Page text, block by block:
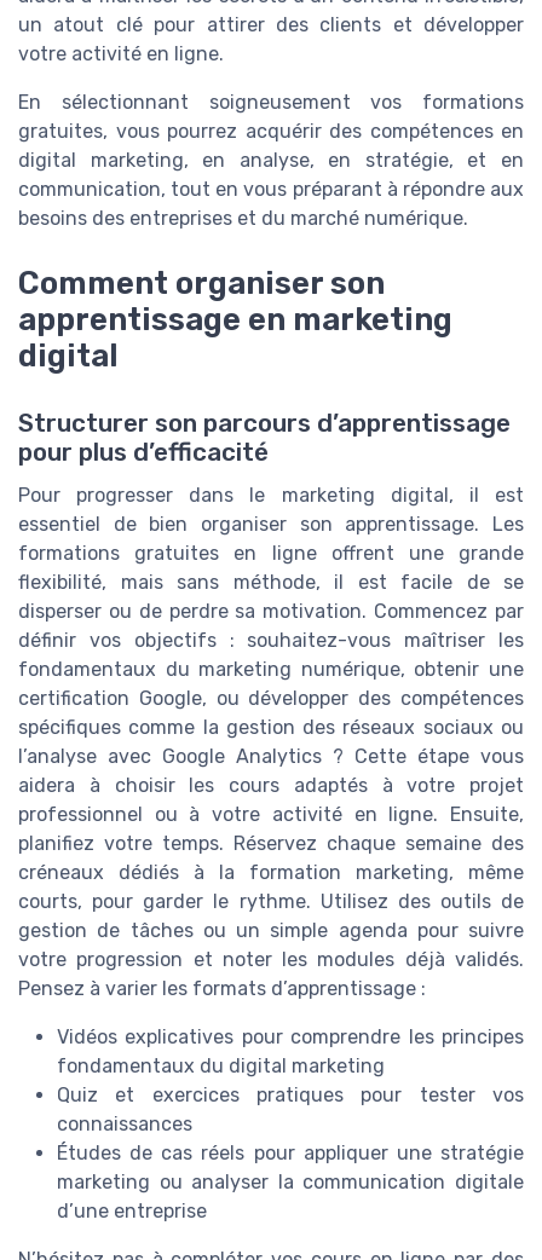
un atout clé pour attirer des clients et développer
votre activité en ligne.
En sélectionnant soigneusement vos formations
gratuites, vous pourrez acquérir des compétences en
digital marketing, en analyse, en stratégie, et en
communication, tout en vous préparant à répondre aux
besoins des entreprises et du marché numérique.
Comment organiser son
apprentissage en marketing
digital
Structurer son parcours d’apprentissage
pour plus d’efficacité
Pour progresser dans le marketing digital, il est
essentiel de bien organiser son apprentissage. Les
formations gratuites en ligne offrent une grande
flexibilité, mais sans méthode, il est facile de se
disperser ou de perdre sa motivation. Commencez par
définir vos objectifs : souhaitez-vous maîtriser les
fondamentaux du marketing numérique, obtenir une
certification Google, ou développer des compétences
spécifiques comme la gestion des réseaux sociaux ou
l’analyse avec Google Analytics ? Cette étape vous
aidera à choisir les cours adaptés à votre projet
professionnel ou à votre activité en ligne. Ensuite,
planifiez votre temps. Réservez chaque semaine des
créneaux dédiés à la formation marketing, même
courts, pour garder le rythme. Utilisez des outils de
gestion de tâches ou un simple agenda pour suivre
votre progression et noter les modules déjà validés.
Pensez à varier les formats d’apprentissage :
Vidéos explicatives pour comprendre les principes
fondamentaux du digital marketing
Quiz et exercices pratiques pour tester vos
connaissances
Études de cas réels pour appliquer une stratégie
marketing ou analyser la communication digitale
d’une entreprise